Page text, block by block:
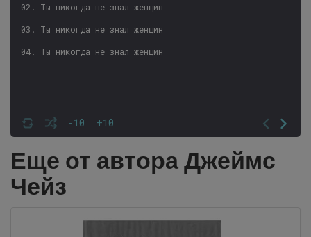
-10 +10
02. Ты никогда не знал женщин
03. Ты никогда не знал женщин
04. Ты никогда не знал женщин
Еще от автора Джеймс
Чейз